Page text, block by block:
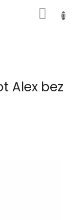
Alex bez